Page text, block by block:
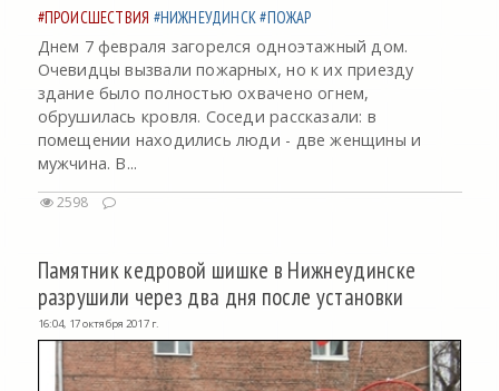
#ПРОИСШЕСТВИЯ #НИЖНЕУДИНСК #ПОЖАР
Днем 7 февраля загорелся одноэтажный дом.
Очевидцы вызвали пожарных, но к их приезду
здание было полностью охвачено огнем,
обрушилась кровля. Соседи рассказали: в
помещении находились люди - две женщины и
мужчина. В...
2598
Памятник кедровой шишке в Нижнеудинске
разрушили через два дня после установки
16:04, 17 октября 2017 г.